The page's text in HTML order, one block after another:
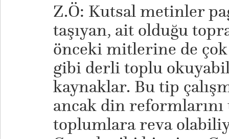
Z.Ö: Kutsal metinler
taşıyan, ait olduğu
önceki mitlerine de
gibi derli toplu
kaynaklar. Bu tip
ancak din reformlarını
toplumlara reva